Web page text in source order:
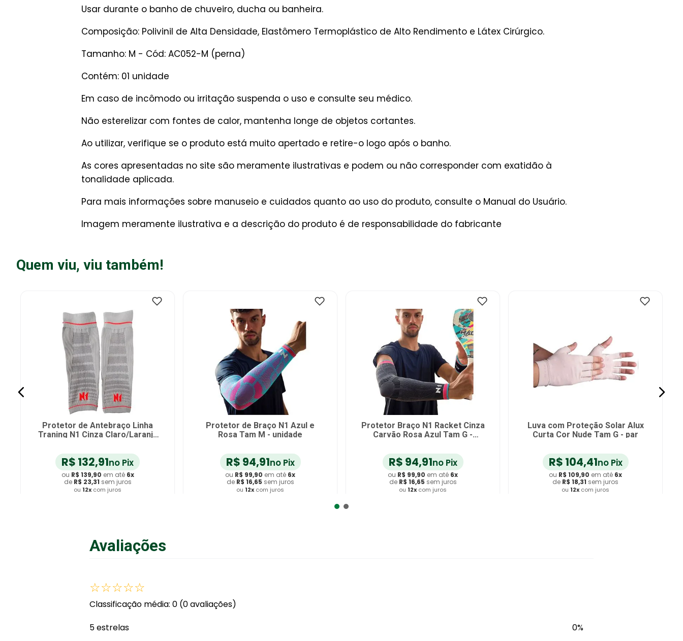
Usar durante o banho de chuveiro, ducha ou banheira.
Composição: Polivinil de Alta Densidade, Elastômero Termoplástico de Alto Rendimento e Látex Cirúrgico.
Tamanho: M - Cód: AC052-M (perna)
Contém: 01 unidade
Em caso de incômodo ou irritação suspenda o uso e consulte seu médico.
Não esterelizar com fontes de calor, mantenha longe de objetos cortantes.
Ao utilizar, verifique se o produto está muito apertado e retire-o logo após o banho.
As cores apresentadas no site são meramente ilustrativas e podem ou não corresponder com exatidão à
tonalidade aplicada.
Para mais informações sobre manuseio e cuidados quanto ao uso do produto, consulte o Manual do Usuário.
Imagem meramente ilustrativa e a descrição do produto é de responsabilidade do fabricante
Quem viu, viu também!
Luva com Proteção Solar Alux
Curta Cor Nude Tam M - par
R$104,41no Pix
ou R$ 109 90 em até
deR$ 18,31 sem juros
ou12xcom juros
Bota para Treinos com Proteção
Solar Alux Tam 39/40 - par
R$56,90no Pix
ouR$59 90 em até
de R$ 9,98 sem juros
ou12xcom juros
Protetor de Antebraço Linha
Traning N1 Cinza Claro/Laranja
R$132,91no Pix
ouR$ 139 ,90 em até
de R$23, 31sem juros
ou12xcom juros
Protetor de Braço N1 Azul e
Rosa Tam M - unidade
R$94,91no Pix
ouR$ 99, 90em até
de R$ 16, 65 sem juros
ou12xcom juros
Avaliações
☆☆☆☆☆
Classificação média: 0 (0 avaliações)
5 estrelas
0%